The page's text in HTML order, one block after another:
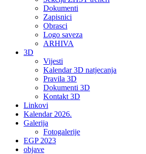
Dokumenti
Zapisnici
Obrasci
Logo saveza
ARHIVA
3D
Vijesti
Kalendar 3D natjecanja
Pravila 3D
Dokumenti 3D
Kontakt 3D
Linkovi
Kalendar 2026.
Galerija
Fotogalerije
EGP 2023
objave